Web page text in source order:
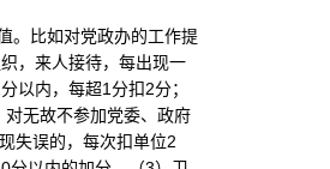
。比如对党政办的工作提
，来人接待，每出现一
以内，每超1分扣2分；
无故不参加党委、政府
失误的，每次扣单位2